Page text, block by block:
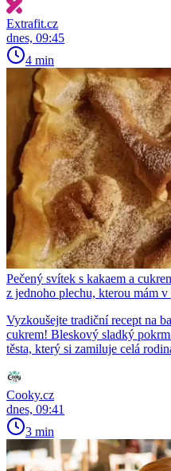
Extrafit.cz
dnes, 09:45
4 min
Pečený svítek s kakaem a
z jednoho plechu, kterou mám v
Vyzkoušejte tradiční recept na
cukrem! Bleskový sladký
těsta, který si zamiluje celá
Cooky.cz
dnes, 09:41
3 min